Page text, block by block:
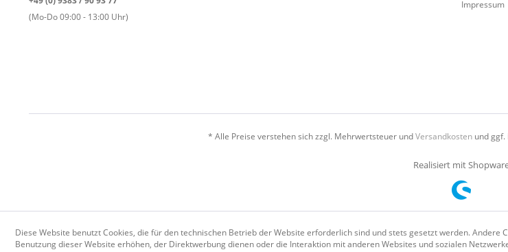
(Mo-Do 09:00 - 13:00 Uhr)
Impressum
* Alle Preise verstehen sich zzgl. Mehrwertsteuer undVersandkosten und
Realisiert mit
Diese Website benutzt Cookies, die für den technischen Betrieb der Website erforderlich sind und stets gesetzt werden. Andere
Benutzung dieser Website erhöhen, der Direktwerbung dienen oder die Interaktion mit anderen Websites und sozialen